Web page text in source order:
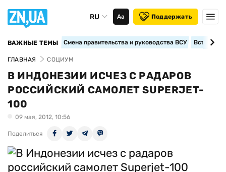
RU Аа Поддержать
ВАЖНЫЕ ТЕМЫ Смена правительства и руководства ВСУ
ГЛАВНАЯ СОЦИУМ
В ИНДОНЕЗИИ ИСЧЕЗ С РАДАРОВ
РОССИЙСКИЙ САМОЛЕТ SUPERJET-
100
09 мая, 2012, 10:56
Поделиться